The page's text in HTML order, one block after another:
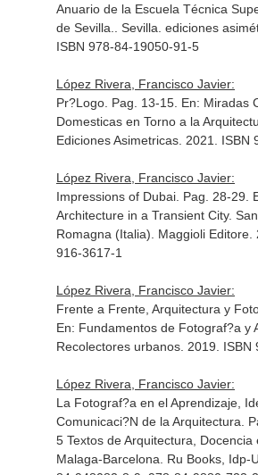
Anuario de la Escuela Técnica
de Sevilla.
. Sevilla. ediciones
ISBN 978-84-19050-91-5
López Rivera, Francisco Javier:
Pr?Logo. Pag. 13-15. En: Miradas
Domesticas en Torno a la
Ediciones Asimetricas. 2021. ISBN
López Rivera, Francisco Javier:
Impressions of Dubai. Pag. 28-29.
Architecture in a Transient City.
Romagna (Italia). Maggioli Editore.
916-3617-1
López Rivera, Francisco Javier:
Frente a Frente, Arquitectura y
En: Fundamentos de Fotograf?a y
Recolectores urbanos. 2019.
López Rivera, Francisco Javier:
La Fotograf?a en el Aprendizaje,
Comunicaci?N de la Arquitectura.
5 Textos de Arquitectura, Docencia
Malaga-Barcelona. Ru Books, Idp-